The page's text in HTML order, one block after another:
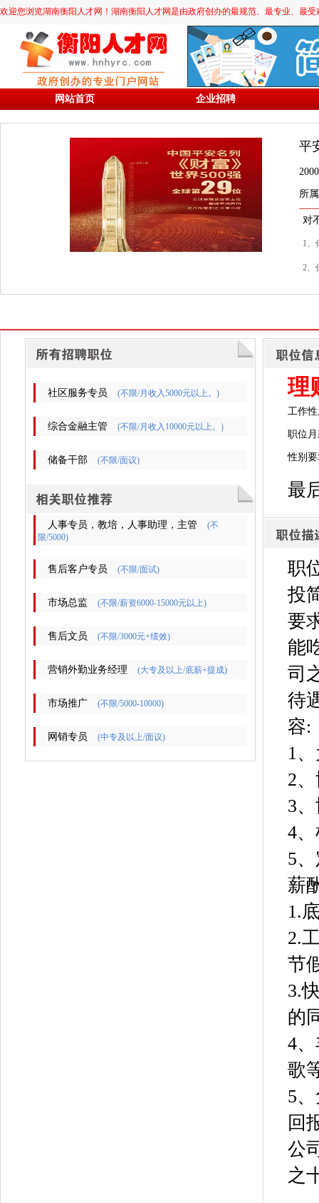
欢迎您浏览湖南衡阳人才网！湖南衡阳人才网是由政府创办的最规范、最专业、最
网站首页 企业招聘
平
所
对
1、
2、
社区服务专员 (不限/月收入5000元以上。)
综合金融主管 (不限/月收入10000元以上。)
储备干部 (不限/面议)
人事专员，教培，人事助理，主管
(不
限/5000)
售后客户专员 (不限/面试)
市场总监 (不限/薪资6000-15000元以上)
售后文员 (不限/3000元+绩效)
营销外勤业务经理 (大专及以上/底薪+提成)
市场推广 (不限/5000-10000)
网销专员 (中专及以上/面议)
理
工作
职位月
性别
最
职
投
要
能
司
待
容:
1
2
3
4
5
薪
1.
2.
节
3.
的
4
歌
5
回
公
之